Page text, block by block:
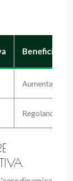
Benefici
Aumentano la
Regolano il